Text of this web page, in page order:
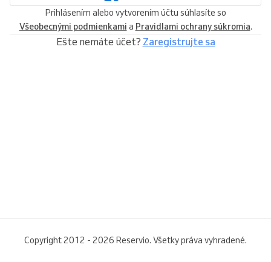
Prihlásením alebo vytvorením účtu súhlasíte so
Všeobecnými podmienkami a Pravidlami ochrany súkromia.
Ešte nemáte účet? Zaregistrujte sa
Copyright 2012 - 2026 Reservio. Všetky práva vyhradené.